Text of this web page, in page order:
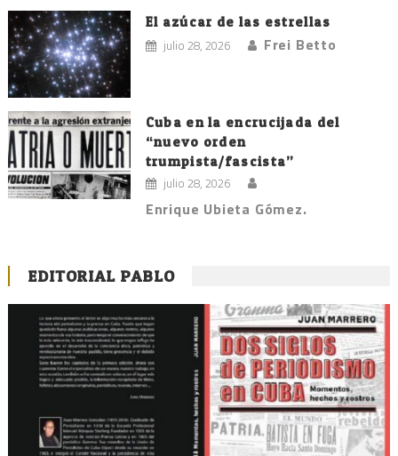
El azúcar de las estrellas
julio 28, 2026 Frei Betto
Cuba en la encrucijada del
“nuevo orden
trumpista/fascista”
julio 28, 2026
Enrique Ubieta Gómez.
EDITORIAL PABLO